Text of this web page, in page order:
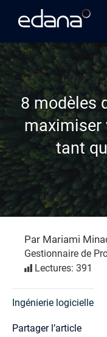
8 modèles
maximiser
tant
Par Mariami
Gestionnaire de
Lectures: 391
Ingénierie logicielle
Partager l’article